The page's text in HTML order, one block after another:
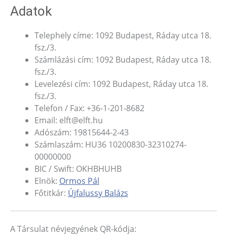
Adatok
Telephely címe: 1092 Budapest, Ráday utca 18.
fsz./3.
Számlázási cím: 1092 Budapest, Ráday utca 18.
fsz./3.
Levelezési cím: 1092 Budapest, Ráday utca 18.
fsz./3.
Telefon / Fax: +36-1-201-8682
Email: elft@elft.hu
Adószám: 19815644-2-43
Számlaszám: HU36 10200830-32310274-
00000000
BIC / Swift: OKHBHUHB
Elnök: Ormos Pál
Főtitkár: Újfalussy Balázs
A Társulat névjegyének QR-kódja: